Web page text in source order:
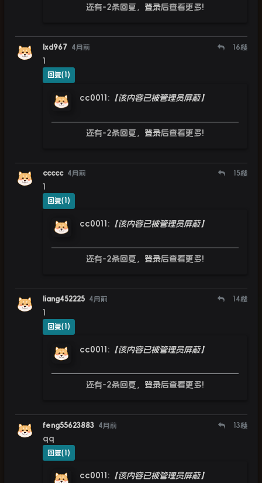
还有-2条回复， 登录后查看更多!
lxd967 4月前 16楼
1
回复(1)
cc0011 : 【该内容已被管理员屏蔽】
还有-2条回复， 登录后查看更多!
ccccc 4月前 15楼
1
回复(1)
cc0011 : 【该内容已被管理员屏蔽】
还有-2条回复， 登录后查看更多!
liang452225 4月前 14楼
1
回复(1)
cc0011 : 【该内容已被管理员屏蔽】
还有-2条回复， 登录后查看更多!
feng55623883 4月前 13楼
qq
回复(1)
cc0011 : 【该内容已被管理员屏蔽】